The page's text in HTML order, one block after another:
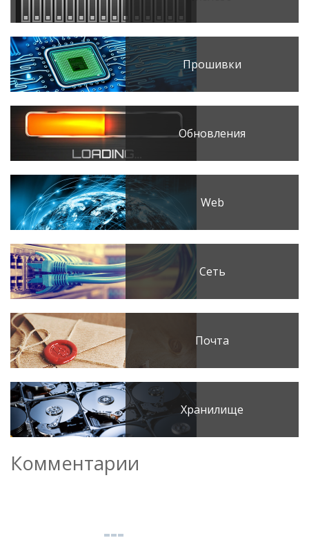
Прошивки
Обновления
Web
Сеть
Почта
Хранилище
Комментарии